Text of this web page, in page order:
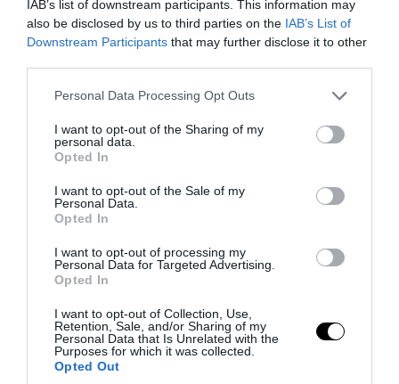
IAB’s list of downstream participants. This information may
also be disclosed by us to third parties on the IAB’s List of
Downstream Participants that may further disclose it to other
Please note that this website/app uses one or more Google
not limited to your visit or usage behaviour. You may click to
grant or deny consent to Google and its third-party tags to
use your data for below specified purposes in below Google
consent section.
Personal Data Processing Opt Outs
I want to opt-out of the Sharing of my
personal data.
Opted In
I want to opt-out of the Sale of my
Personal Data.
Opted In
I want to opt-out of processing my
Personal Data for Targeted Advertising.
Opted In
I want to opt-out of Collection, Use,
Retention, Sale, and/or Sharing of my
Personal Data that Is Unrelated with the
Purposes for which it was collected.
Opted Out
PRONEWS.GR /ΠΑΡΑΣΚΗΝΙΟ
Ντίντα: Το παραμορφωμένο του δάχτυλο
έγινε viral μετά την εμφάνισή του σε
τελετή της Μίλαν (φώτο)
05.08.2026 | 12:03